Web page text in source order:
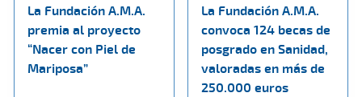
La Fundación A.M.A.
premia al proyecto
“Nacer con Piel de
Mariposa”
La Fundación A.M.A.
convoca 124 becas de
posgrado en Sanidad,
valoradas en más de
250.000 euros